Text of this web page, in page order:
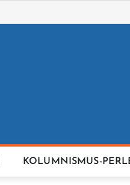
KOLUMNISMUS-